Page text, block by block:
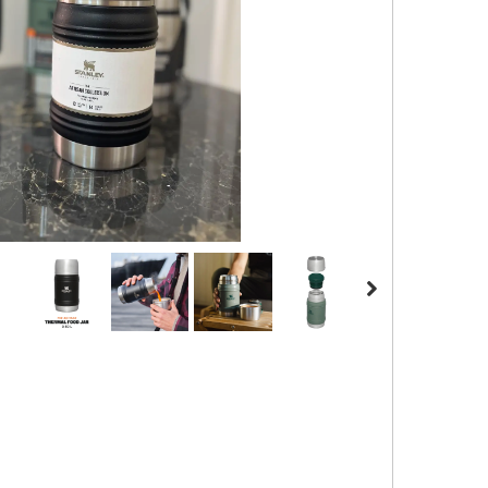
کیف و اکسسوری استنلی